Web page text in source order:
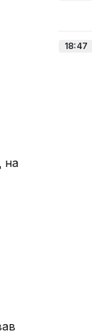
на
18:47